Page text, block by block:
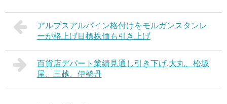
アルプスアルパイン格付けをモルガンスタンレ
ーが格上げ目標株価も引き上げ
百貨店デパート業績見通し引き下げ,大丸、松坂
屋、三越、伊勢丹